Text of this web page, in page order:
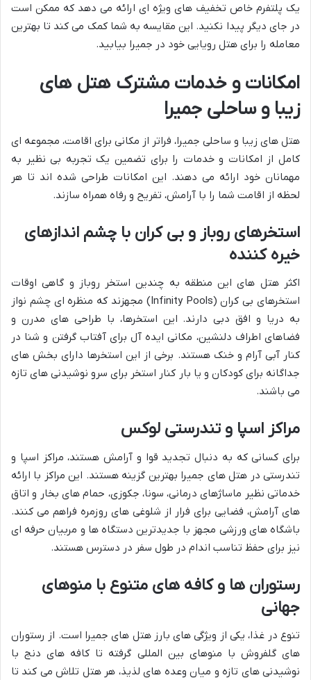
یک پلتفرم خاص تخفیف های ویژه ای ارائه می دهد که ممکن است
در جای دیگر پیدا نکنید. این مقایسه به شما کمک می کند تا بهترین
معامله را برای هتل رویایی خود در جمیرا بیابید.
امکانات و خدمات مشترک هتل های
زیبا و ساحلی جمیرا
هتل های زیبا و ساحلی جمیرا، فراتر از مکانی برای اقامت، مجموعه ای
کامل از امکانات و خدمات را برای تضمین یک تجربه بی نظیر به
مهمانان خود ارائه می دهند. این امکانات طراحی شده اند تا هر
لحظه از اقامت شما را با آرامش، تفریح و رفاه همراه سازند.
استخرهای روباز و بی کران با چشم اندازهای
خیره کننده
اکثر هتل های این منطقه به چندین استخر روباز و گاهی اوقات
استخرهای بی کران (Infinity Pools) مجهزند که منظره ای چشم نواز
به دریا و افق دبی دارند. این استخرها، با طراحی های مدرن و
فضاهای اطراف دلنشین، مکانی ایده آل برای آفتاب گرفتن و شنا در
کنار آبی آرام و خنک هستند. برخی از این استخرها دارای بخش های
جداگانه برای کودکان و یا بار کنار استخر برای سرو نوشیدنی های تازه
می باشند.
مراکز اسپا و تندرستی لوکس
برای کسانی که به دنبال تجدید قوا و آرامش هستند، مراکز اسپا و
تندرستی در هتل های جمیرا بهترین گزینه هستند. این مراکز با ارائه
خدماتی نظیر ماساژهای درمانی، سونا، جکوزی، حمام های بخار و اتاق
های آرامش، فضایی برای فرار از شلوغی های روزمره فراهم می کنند.
باشگاه های ورزشی مجهز با جدیدترین دستگاه ها و مربیان حرفه ای
نیز برای حفظ تناسب اندام در طول سفر در دسترس هستند.
رستوران ها و کافه های متنوع با منوهای
جهانی
تنوع در غذا، یکی از ویژگی های بارز هتل های جمیرا است. از رستوران
های گلفروش با منوهای بین المللی گرفته تا کافه های دنج با
نوشیدنی های تازه و میان وعده های لذیذ، هر هتل تلاش می کند تا